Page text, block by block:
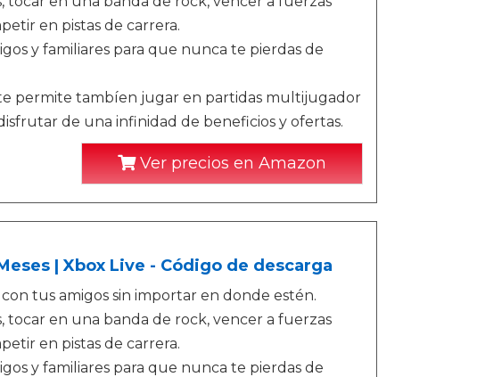
en pistas de carrera.
y familiares para que nunca te pierdas de
permite tambíen jugar en partidas multijugador
de una infinidad de beneficios y ofertas.
Ver precios en Amazon
| Xbox Live - Código de descarga
tus amigos sin importar en donde estén.
en una banda de rock, vencer a fuerzas
en pistas de carrera.
y familiares para que nunca te pierdas de